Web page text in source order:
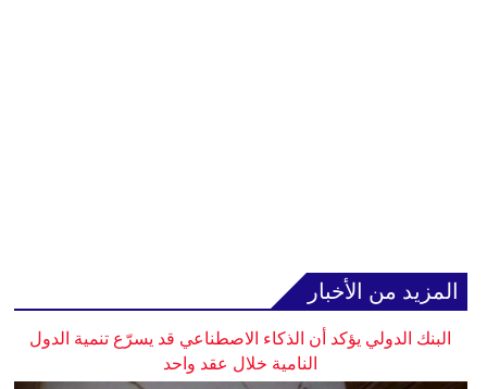
المزيد من الأخبار
البنك الدولي يؤكد أن الذكاء الاصطناعي قد يسرّع تنمية الدول
النامية خلال عقد واحد